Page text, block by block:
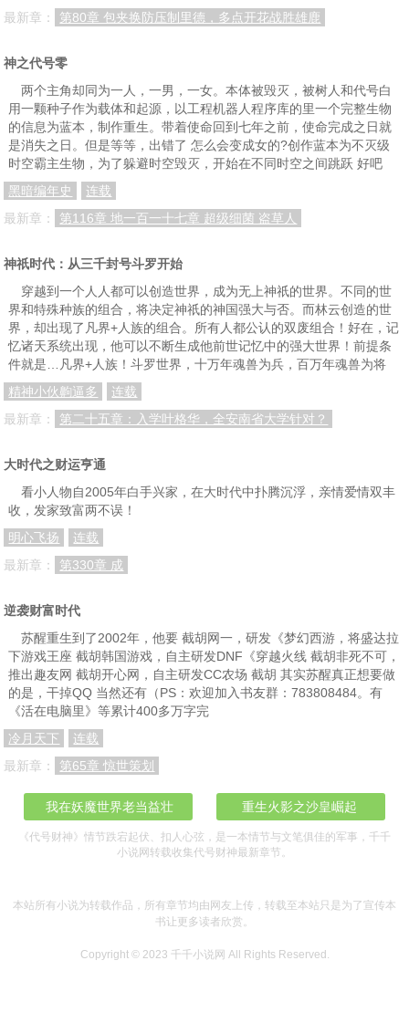
第112章：顾家兄妹回南城 第113章：哥俩一起做生意
第115章：阴谋失败
第118章：再会渔夫 第119章：赵小松对古千峰的怀疑 第120章：加入党组织
第121章：拜访青帮大佬赵贵城 第122章：顾嘉楠惹恼赵贵城 第123章：赵家父子
第124章：独一无二的见面礼 第125章：拜访大师兄马和 第126章：一盘大棋
第127章：釜底抽薪计划
第130章：特务盯上周洁敏 第131章：高手间的较量 第132章：夜来香之谜
第133章：一场大戏 第134章：突变
第136章：夫妻是同志 第137章：周洁敏的反跟踪 第138章：终于有了进展
最新章：
第80章 包夹换防压制里德，多点开花战胜雄鹿
神之代号零
两个主角却同为一人，一男，一女。本体被毁灭，被树人和代号白
用一颗种子作为载体和起源，以工程机器人程序库的里一个完整生物
的信息为蓝本，制作重生。带着使命回到七年之前，使命完成之日就
是消失之日。但是等等，出错了 怎么会变成女的?创作蓝本为不灭级
时空霸主生物，为了躲避时空毁灭，开始在不同时空之间跳跃 好吧
黑暗编年史
连载
最新章：
第116章 地一百一十七章 超级细菌 盗草人
神祇时代：从三千封号斗罗开始
穿越到一个人人都可以创造世界，成为无上神祇的世界。不同的世
界和特殊种族的组合，将决定神祇的神国强大与否。而林云创造的世
界，却出现了凡界+人族的组合。所有人都公认的双废组合！好在，记
忆诸天系统出现，他可以不断生成他前世记忆中的强大世界！前提条
件就是…凡界+人族！斗罗世界，十万年魂兽为兵，百万年魂兽为将
精神小伙齁逼多
连载
最新章：
第二十五章：入学叶格华，全安南省大学针对？
大时代之财运亨通
看小人物自2005年白手兴家，在大时代中扑腾沉浮，亲情爱情双丰
收，发家致富两不误！
明心飞扬
连载
最新章：
第330章 成
逆袭财富时代
苏醒重生到了2002年，他要 截胡网一，研发《梦幻西游，将盛达拉
下游戏王座 截胡韩国游戏，自主研发DNF《穿越火线 截胡非死不可，
推出趣友网 截胡开心网，自主研发CC农场 截胡 其实苏醒真正想要做
的是，干掉QQ 当然还有（PS：欢迎加入书友群：783808484。有
《活在电脑里》等累计400多万字完
冷月天下
连载
最新章：
第65章 惊世策划
我在妖魔世界老当益壮 重生火影之沙皇崛起
《代号财神》情节跌宕起伏、扣人心弦，是一本情节与文笔俱佳的军事，千千
小说网转载收集代号财神最新章节。
本站所有小说为转载作品，所有章节均由网友上传，转载至本站只是为了宣传本
书让更多读者欣赏。
Copyright © 2023 千千小说网 All Rights Reserved.